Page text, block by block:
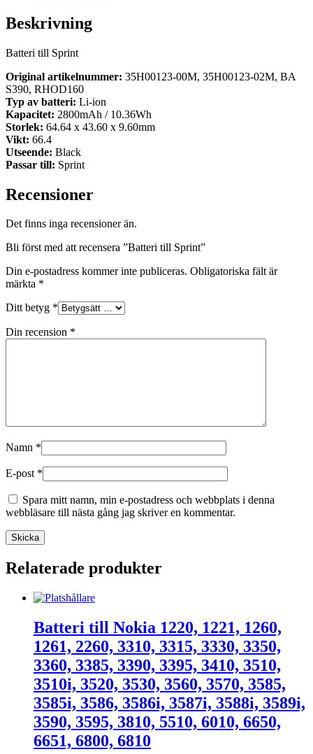
Beskrivning
Batteri till Sprint
Original artikelnummer: 35H00123-00M, 35H00123-02M, BA
S390, RHOD160
Typ av batteri: Li-ion
Kapacitet: 2800mAh / 10.36Wh
Storlek: 64.64 x 43.60 x 9.60mm
Vikt: 66.4
Utseende: Black
Passar till: Sprint
Recensioner
Det finns inga recensioner än.
Bli först med att recensera ”Batteri till Sprint”
Din e-postadress kommer inte publiceras. Obligatoriska fält är
märkta *
Ditt betyg *
Din recension *
Namn *
E-post *
Spara mitt namn, min e-postadress och webbplats i denna
webbläsare till nästa gång jag skriver en kommentar.
Relaterade produkter
Batteri till Nokia 1220, 1221, 1260,
1261, 2260, 3310, 3315, 3330, 3350,
3360, 3385, 3390, 3395, 3410, 3510,
3510i, 3520, 3530, 3560, 3570, 3585,
3585i, 3586, 3586i, 3587i, 3588i, 3589i,
3590, 3595, 3810, 5510, 6010, 6650,
6651, 6800, 6810